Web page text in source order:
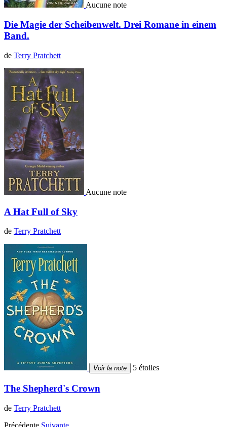
Aucune note
Die Magie der Scheibenwelt. Drei Romane in einem
Band.
de Terry Pratchett
Aucune note
A Hat Full of Sky
de Terry Pratchett
Voir la note 5 étoiles
The Shepherd's Crown
de Terry Pratchett
Précédente Suivante